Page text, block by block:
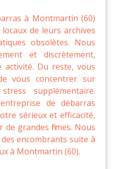
à Montmartin (60)
de leurs archives
obsolètes. Nous
et discrètement,
Du reste, vous
vous concentrer sur
supplémentaire.
de débarras
sérieux et efficacité,
grandes firmes. Nous
encombrants suite à
à Montmartin (60).